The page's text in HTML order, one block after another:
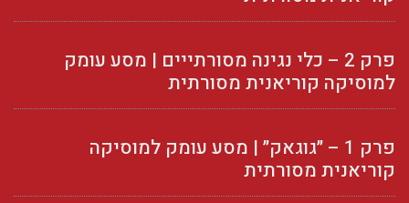
פרק 2 – כלי נגינה מסורתייים | מסע עומק
למוסיקה קוריאנית מסורתית
פרק 1 – ״גוגאק״ | מסע עומק למוסיקה
קוריאנית מסורתית